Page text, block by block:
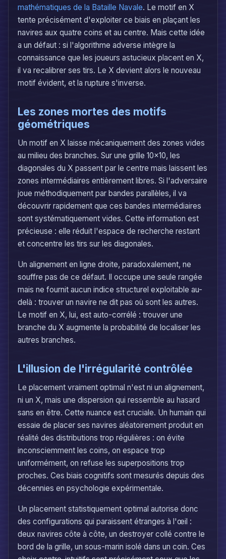
mathématiques de la Bataille Navale. Le motif en X
tente précisément d'exploiter ce biais en plaçant les
navires aux quatre coins et au centre. Mais cette idée
a un défaut : si l'algorithme adverse intègre la
connaissance que les joueurs astucieux placent en X,
il va recalibrer ses tirs. Le X devient alors le nouveau
motif évident, et la rupture s'inverse.
Les zones mortes des motifs
géométriques
Un motif en X laisse mécaniquement des zones vides
au milieu des branches. Sur une grille 10x10, les
diagonales du X passent par le centre mais laissent les
zones intermédiaires entièrement libres. Si l'adversaire
joue méthodiquement par bandes parallèles, il va
découvrir rapidement que ces bandes intermédiaires
sont systématiquement vides. Cette information est
précieuse : elle réduit l'espace de recherche restant
et concentre les tirs sur les diagonales.
Un alignement en ligne droite, paradoxalement, ne
souffre pas de ce défaut. Il occupe une seule rangée
mais ne fournit aucun indice structurel exploitable au-
delà : trouver un navire ne dit pas où sont les autres.
Le motif en X, lui, est auto-corrélé : trouver une
branche du X augmente la probabilité de localiser les
autres branches.
L'illusion de l'irrégularité contrôlée
Le placement vraiment optimal n'est ni un alignement,
ni un X, mais une dispersion qui ressemble au hasard
sans en être. Cette nuance est cruciale. Un humain qui
essaie de placer ses navires aléatoirement produit en
réalité des distributions trop régulières : on évite
inconsciemment les coins, on espace trop
uniformément, on refuse les superpositions trop
proches. Ces biais cognitifs sont mesurés depuis des
décennies en psychologie expérimentale.
Un placement statistiquement optimal autorise donc
des configurations qui paraissent étranges à l'œil :
deux navires côte à côte, un destroyer collé contre le
bord de la grille, un sous-marin isolé dans un coin. Ces